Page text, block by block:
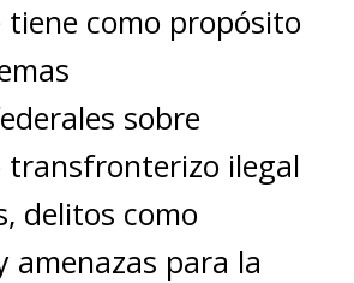
tiene como propósito
sobre
transfronterizo ilegal
delitos como
amenazas para la